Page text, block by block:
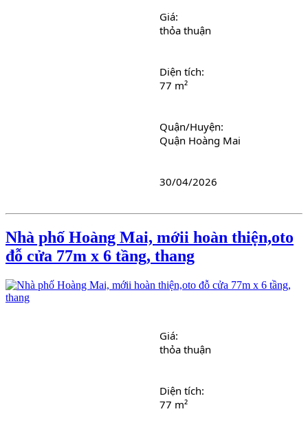
Giá:
thỏa thuận
Diện tích:
77 m²
Quận/Huyện:
Quận Hoàng Mai
30/04/2026
Nhà phố Hoàng Mai, mớii hoàn thiện,oto
đỗ cửa 77m x 6 tầng, thang
Giá:
thỏa thuận
Diện tích:
77 m²